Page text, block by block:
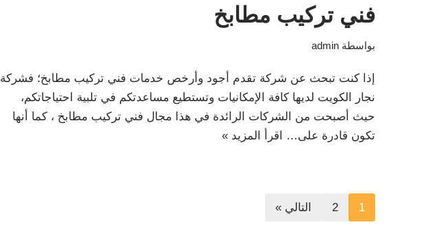
فني تركيب مطابخ
بواسطة admin
إذا كنت تبحث عن شركة تقدم أجود وأرخص خدمات فني تركيب مطابخ؛ فشركة
نجار الكويت لديها كافة الإمكانيات وتستطيع مساعدتكم في تلبية احتياجاتكم،
حيث أصبحت من الشركات الرائدة في هذا مجال فني تركيب مطابخ ، كما أنها
تكون قادرة على…
اقرأ المزيد »
1
2 التالي »